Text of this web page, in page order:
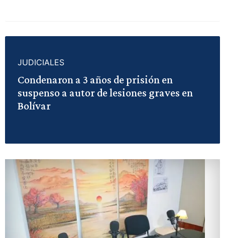
JUDICIALES
Condenaron a 3 años de prisión en
suspenso a autor de lesiones graves en
Bolívar